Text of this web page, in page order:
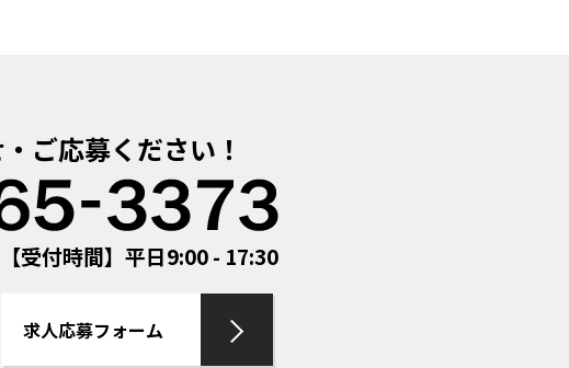
ご応募ください！
【受付時間】平日9:00 - 17:30
求人応募フォーム